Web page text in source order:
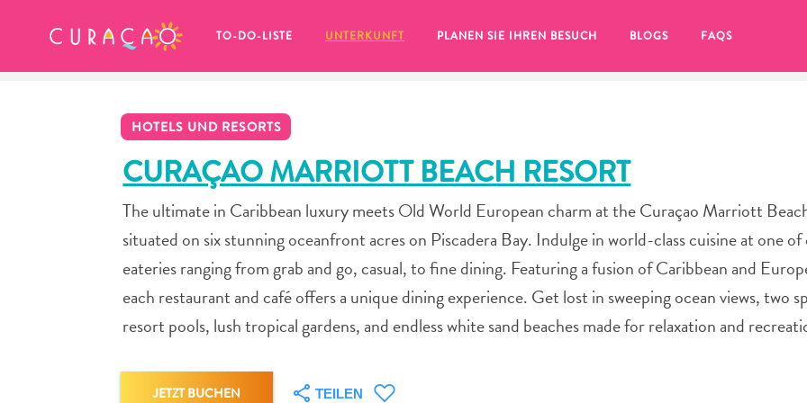
TO-DO-LISTE UNTERKUNFT PLANEN SIE IHREN BESUCH BLOGS FAQS
HOTELS UND RESORTS
CURAÇAO MARRIOTT BEACH RESORT
The ultimate in Caribbean luxury meets Old World European charm at the Curaçao Marriott
situated on six stunning oceanfront acres on Piscadera Bay. Indulge in world-class cuisine at one
eateries ranging from grab and go, casual, to fine dining. Featuring a fusion of Caribbean and
each restaurant and café offers a unique dining experience. Get lost in sweeping ocean views, two
resort pools, lush tropical gardens, and endless white sand beaches made for relaxation and
JETZT BUCHEN TEILEN
MEINE FAVORITEN
keine Lieblingsorte in Curaçao
gespeichert haben.